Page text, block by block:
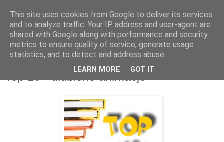
Top 10 - ulubione animacje
This site uses cookies from Google to deliver its services
and to analyze traffic. Your IP address and user-agent are
shared with Google along with performance and security
metrics to ensure quality of service, generate usage
statistics, and to detect and address abuse.
LEARN MORE GOT IT